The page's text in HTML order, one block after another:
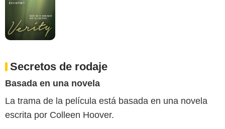
Secretos de rodaje
Basada en una novela
La trama de la película está basada en una novela
escrita por Colleen Hoover.